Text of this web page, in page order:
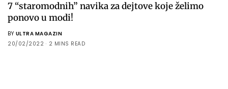
7 “staromodnih” navika za dejtove koje želimo
ponovo u modi!
BY ULTRA MAGAZIN
20/02/2022
2 MINS READ